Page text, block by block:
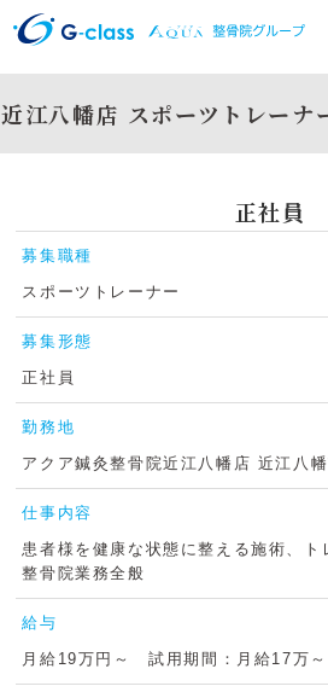
近江八幡店 スポーツトレーナ
正社員
募集職種
スポーツトレーナー
募集形態
正社員
勤務地
アクア鍼灸整骨院近江八幡店 近江八
仕事内容
患者様を健康な状態に整える施術、ト
整骨院業務全般
給与
月給19万円～ 試用期間：月給17万～